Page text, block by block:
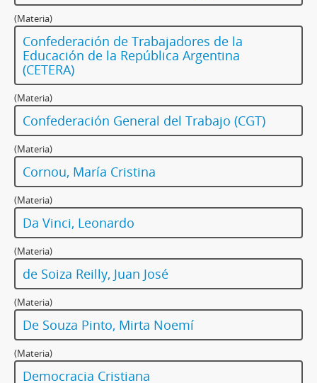
(Materia)
Confederación de Trabajadores de la
Educación de la República Argentina
(CETERA)
(Materia)
Confederación General del Trabajo (CGT)
(Materia)
Cornou, María Cristina
(Materia)
Da Vinci, Leonardo
(Materia)
de Soiza Reilly, Juan José
(Materia)
De Souza Pinto, Mirta Noemí
(Materia)
Democracia Cristiana